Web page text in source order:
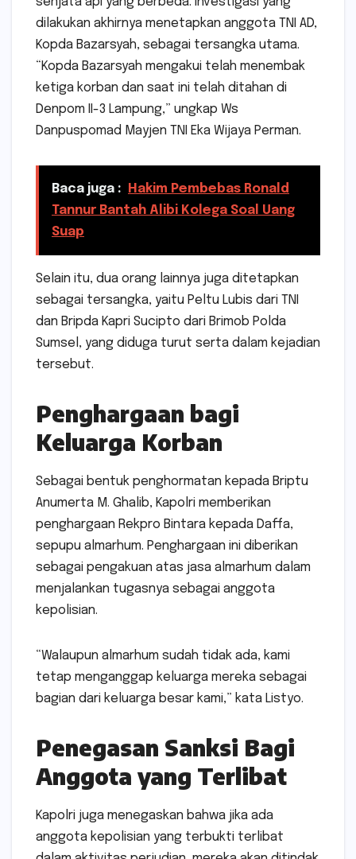
dilakukan akhirnya menetapkan anggota TNI AD,
Kopda Bazarsyah, sebagai tersangka utama.
“Kopda Bazarsyah mengakui telah menembak
ketiga korban dan saat ini telah ditahan di
Denpom II-3 Lampung,” ungkap Ws
Danpuspomad Mayjen TNI Eka Wijaya Perman.
Baca juga :
Hakim Pembebas Ronald
Tannur Bantah Alibi Kolega Soal Uang
Suap
Selain itu, dua orang lainnya juga ditetapkan
sebagai tersangka, yaitu Peltu Lubis dari TNI
dan Bripda Kapri Sucipto dari Brimob Polda
Sumsel, yang diduga turut serta dalam kejadian
tersebut.
Penghargaan bagi
Keluarga Korban
Sebagai bentuk penghormatan kepada Briptu
Anumerta M. Ghalib, Kapolri memberikan
penghargaan Rekpro Bintara kepada Daffa,
sepupu almarhum. Penghargaan ini diberikan
sebagai pengakuan atas jasa almarhum dalam
menjalankan tugasnya sebagai anggota
kepolisian.
“Walaupun almarhum sudah tidak ada, kami
tetap menganggap keluarga mereka sebagai
bagian dari keluarga besar kami,” kata Listyo.
Penegasan Sanksi Bagi
Anggota yang Terlibat
Kapolri juga menegaskan bahwa jika ada
anggota kepolisian yang terbukti terlibat